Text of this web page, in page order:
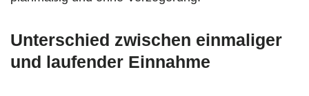
Unterschied zwischen einmaliger
und laufender Einnahme